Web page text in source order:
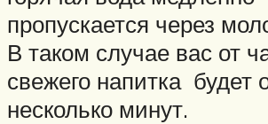
пропускается через
В таком случае вас от
свежего напитка будет
несколько минут.